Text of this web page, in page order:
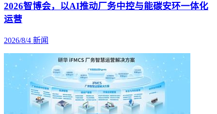
2026智博会，以AI推动厂务中控与能碳安环一体化
运营
2026/8/4 新闻